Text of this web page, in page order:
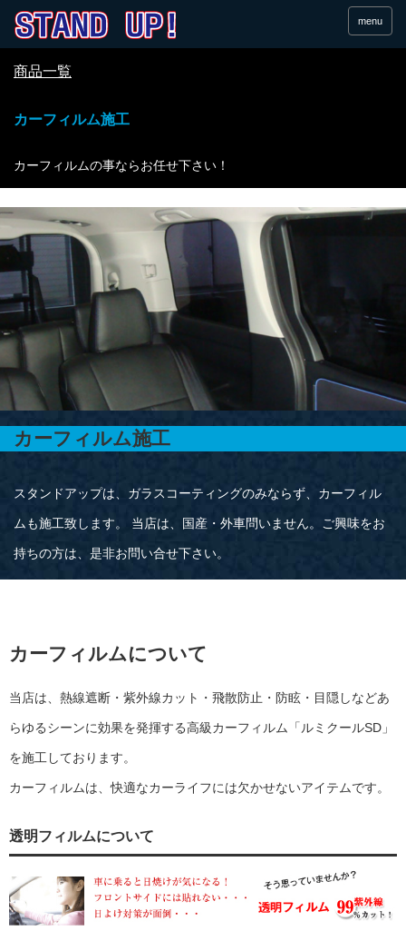
menu
商品一覧
カーフィルム施工
カーフィルムの事ならお任せ下さい！
カーフィルム施工
スタンドアップは、ガラスコーティングのみならず、カーフィル
ムも施工致します。 当店は、国産・外車問いません。ご興味をお
持ちの方は、是非お問い合せ下さい。
カーフィルムについて
当店は、熱線遮断・紫外線カット・飛散防止・防眩・目隠しなどあ
らゆるシーンに効果を発揮する高級カーフィルム「ルミクールSD」
を施工しております。
カーフィルムは、快適なカーライフには欠かせないアイテムです。
透明フィルムについて